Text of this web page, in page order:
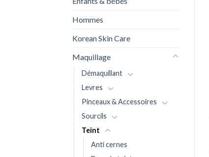
Hommes
Korean Skin Care
Maquillage
Démaquillant
Levres
Pinceaux & Accessoires
Sourcils
Teint
Anti cernes